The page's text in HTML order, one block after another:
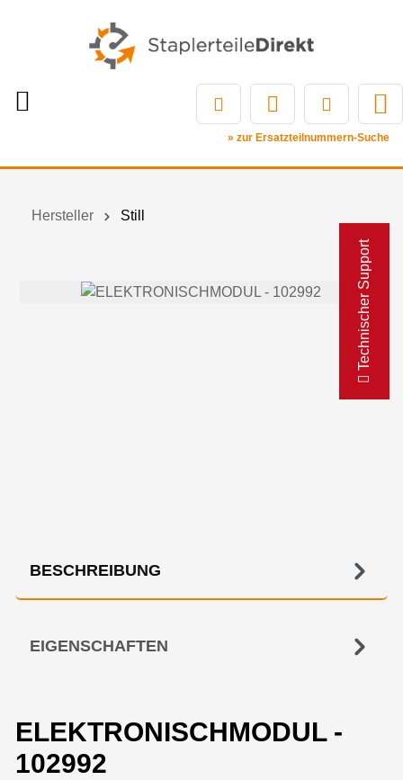
Technischer Support
» zur Ersatzteilnummern-Suche
Hersteller Still
BESCHREIBUNG
EIGENSCHAFTEN
ELEKTRONISCHMODUL -
102992